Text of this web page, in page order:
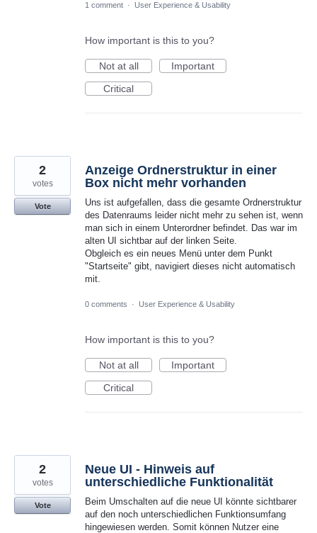
1 comment · User Experience & Usability
How important is this to you?
Not at all
Important
Critical
Anzeige Ordnerstruktur in einer
Box nicht mehr vorhanden
Uns ist aufgefallen, dass die gesamte Ordnerstruktur
des Datenraums leider nicht mehr zu sehen ist, wenn
man sich in einem Unterordner befindet. Das war im
alten UI sichtbar auf der linken Seite.
Obgleich es ein neues Menü unter dem Punkt
"Startseite" gibt, navigiert dieses nicht automatisch
mit.
2
votes
Vote
0 comments · User Experience & Usability
How important is this to you?
Not at all
Important
Critical
Neue UI - Hinweis auf
unterschiedliche Funktionalität
Beim Umschalten auf die neue UI könnte sichtbarer
auf den noch unterschiedlichen Funktionsumfang
hingewiesen werden. Somit können Nutzer eine
2
votes
Vote